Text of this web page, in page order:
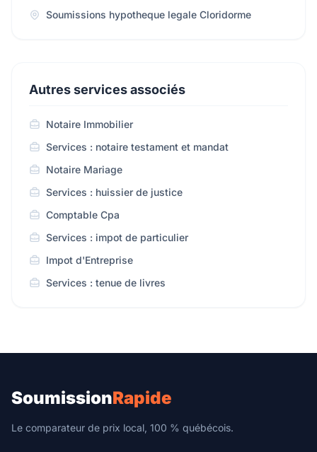
Soumissions hypotheque legale Cloridorme
Autres services associés
Notaire Immobilier
Services : notaire testament et mandat
Notaire Mariage
Services : huissier de justice
Comptable Cpa
Services : impot de particulier
Impot d'Entreprise
Services : tenue de livres
SoumissionRapide
Le comparateur de prix local, 100 % québécois.